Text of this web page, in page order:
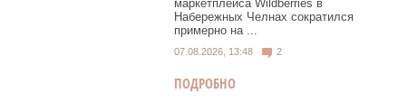
маркетплейса Wildberries в
Набережных Челнах сократился
примерно на ...
07.08.2026, 13:48 2
ПОДРОБНО